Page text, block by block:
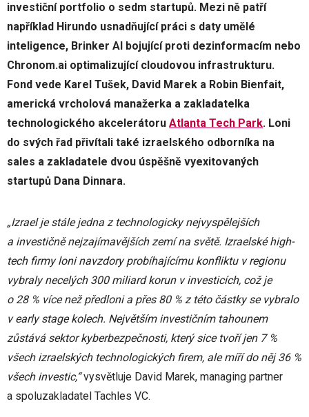
investiční portfolio o sedm startupů. Mezi ně patří
například Hirundo usnadňující práci s daty umělé
inteligence, Brinker AI bojující proti dezinformacím nebo
Chronom.ai optimalizující cloudovou infrastrukturu.
Fond vede Karel Tušek, David Marek a Robin Bienfait,
americká vrcholová manažerka a zakladatelka
technologického akcelerátoru Atlanta Tech Park. Loni
do svých řad přivítali také izraelského odborníka na
sales a zakladatele dvou úspěšně vyexitovaných
startupů Dana Dinnara.
„Izrael je stále jedna z technologicky nejvyspělejších
a investičně nejzajímavějších zemí na světě. Izraelské high-
tech firmy loni navzdory probíhajícímu konfliktu v regionu
vybraly necelých 300 miliard korun v investicích, což je
o 28 % více než předloni a přes 80 % z této částky se vybralo
v early stage kolech. Největším investičním tahounem
zůstává sektor kyberbezpečnosti, který sice tvoří jen 7 %
všech izraelských technologických firem, ale míří do něj 36 %
všech investic,“vysvětluje David Marek, managing partner
a spoluzakladatel Tachles VC.